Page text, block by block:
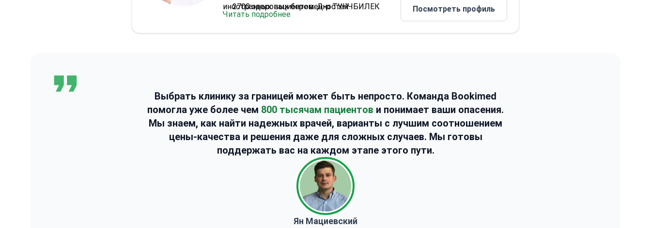
микрососудистой хирургии и расширенной
реанимации при травмах
иностранных пациентов. Д-р ТУНЧБИЛЕК
получил медицинское образование в
2700 здоровых беременностей.
Работает в учреждении в Кирении,
Читать подробнее
Посмотреть профиль
Выбрать клинику за границей может быть непросто. Команда Bookimed
помогла уже более чем 800 тысячам пациентов и понимает ваши опасения.
Мы знаем, как найти надежных врачей, варианты с лучшим соотношением
цены-качества и решения даже для сложных случаев. Мы готовы
поддержать вас на каждом этапе этого пути.
Ян Мациевский